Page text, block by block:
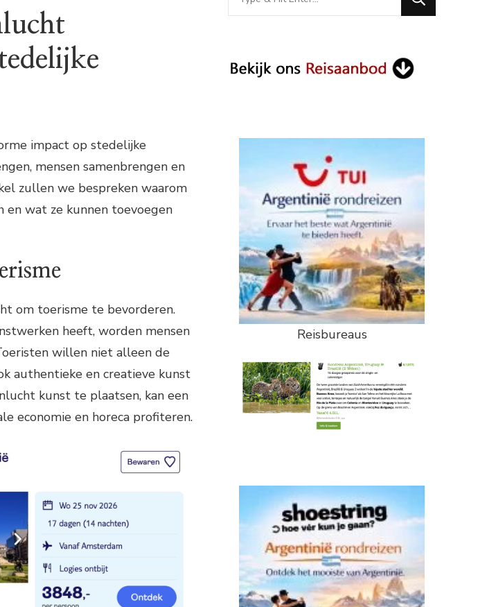
impact op stedelijke
mensen samenbrengen en
zullen we bespreken waarom
wat ze kunnen toevoegen
om toerisme te bevorderen.
heeft, worden mensen
willen niet alleen de
authentieke en creatieve kunst
kunst te plaatsen, kan een
economie en horeca profiteren.
for
Reisbureaus